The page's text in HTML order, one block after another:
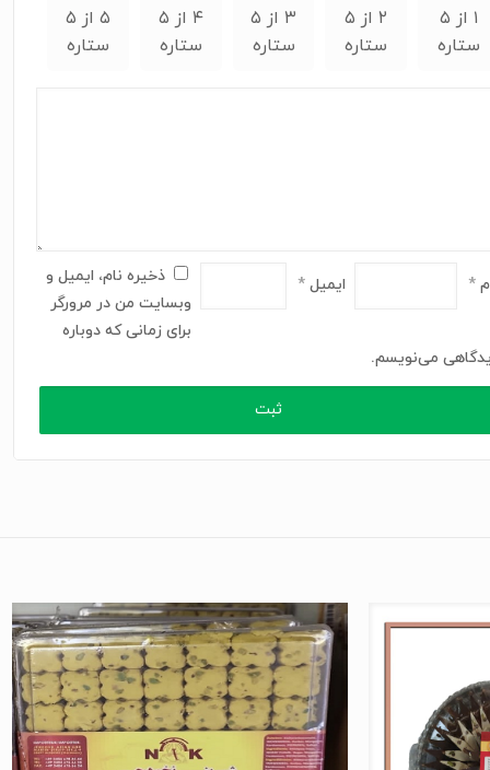
۱ از ۵
ستاره
۲ از ۵
ستاره
۳ از ۵
ستاره
۴ از ۵
ستاره
۵ از ۵
ستاره
* ایمیل*
ذخیره نام، ایمیل و
وبسایت من در مرورگر
برای زمانی که دوباره
می‌نویسم.